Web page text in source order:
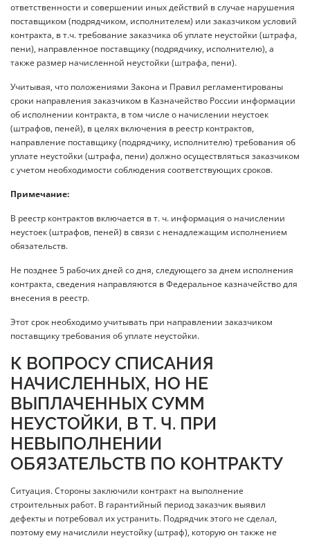
ответственности и совершении иных действий в случае нарушения
поставщиком (подрядчиком, исполнителем) или заказчиком условий
контракта, в т.ч. требование заказчика об уплате неустойки (штрафа,
пени), направленное поставщику (подрядчику, исполнителю), а
также размер начисленной неустойки (штрафа, пени).
Учитывая, что положениями Закона и Правил регламентированы
сроки направления заказчиком в Казначейство России информации
об исполнении контракта, в том числе о начислении неустоек
(штрафов, пеней), в целях включения в реестр контрактов,
направление поставщику (подрядчику, исполнителю) требования об
уплате неустойки (штрафа, пени) должно осуществляться заказчиком
с учетом необходимости соблюдения соответствующих сроков.
Примечание:
В реестр контрактов включается в т. ч. информация о начислении
неустоек (штрафов, пеней) в связи с ненадлежащим исполнением
обязательств.
Не позднее 5 рабочих дней со дня, следующего за днем исполнения
контракта, сведения направляются в Федеральное казначейство для
внесения в реестр.
Этот срок необходимо учитывать при направлении заказчиком
поставщику требования об уплате неустойки.
К ВОПРОСУ СПИСАНИЯ
НАЧИСЛЕННЫХ, НО НЕ
ВЫПЛАЧЕННЫХ СУММ
НЕУСТОЙКИ, В Т. Ч. ПРИ
НЕВЫПОЛНЕНИИ
ОБЯЗАТЕЛЬСТВ ПО КОНТРАКТУ
Ситуация. Стороны заключили контракт на выполнение
строительных работ. В гарантийный период заказчик выявил
дефекты и потребовал их устранить. Подрядчик этого не сделал,
поэтому ему начислили неустойку (штраф), которую он также не